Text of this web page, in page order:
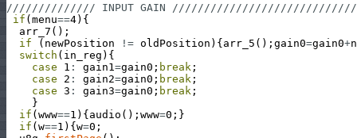
////////////// INPUT GAIN
if (menu==4) {
arr_7 ( ) ;
if
( newPosition != oldPosition ) {arr_5 ( ) ; gain0=gain0+
switch ( in_reg ) {
case
1 : gain1 =gain0 ; break ;
case
2 : gain2=gain0 ; break ;
case 3 : gain3=gain0 ; break ;
}
if (www==1 ) {audio ( ) ; www=0 ; }
if (w==1 ) {w=0 ;